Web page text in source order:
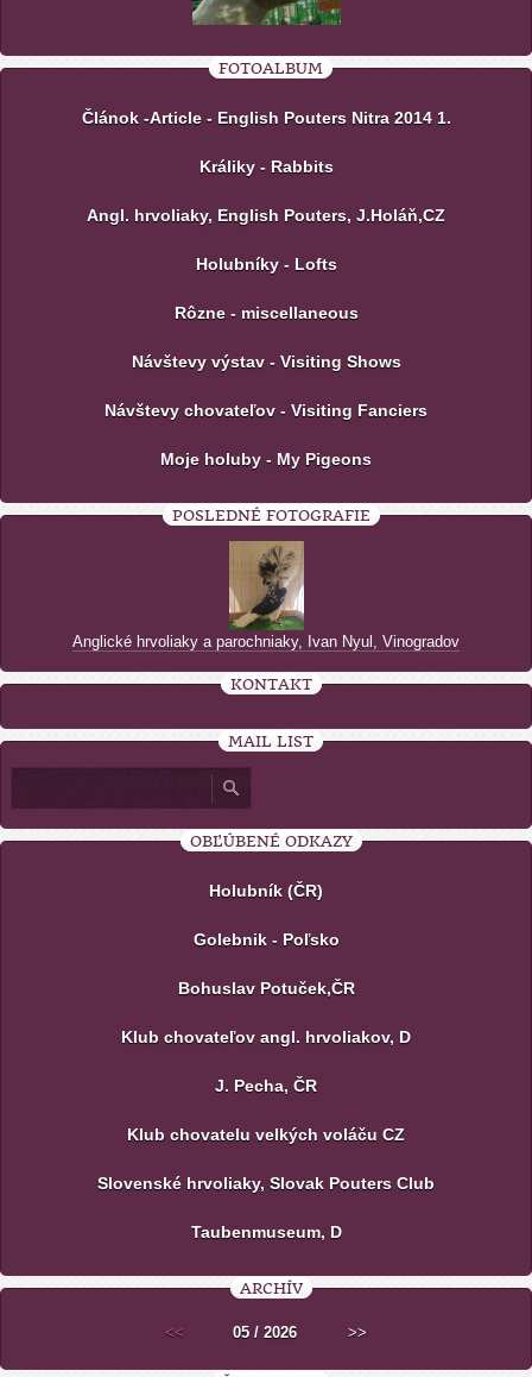
FOTOALBUM
Článok -Article - English Pouters Nitra 2014 1.
Králiky - Rabbits
Angl. hrvoliaky, English Pouters, J.Holáň,CZ
Holubníky - Lofts
Rôzne - miscellaneous
Návštevy výstav - Visiting Shows
Návštevy chovateľov - Visiting Fanciers
Moje holuby - My Pigeons
POSLEDNÉ FOTOGRAFIE
Anglické hrvoliaky a parochniaky, Ivan Nyul, Vinogradov
KONTAKT
MAIL LIST
OBĽÚBENÉ ODKAZY
Holubník (ČR)
Golebnik - Poľsko
Bohuslav Potuček,ČR
Klub chovateľov angl. hrvoliakov, D
J. Pecha, ČR
Klub chovatelu velkých voláču CZ
Slovenské hrvoliaky, Slovak Pouters Club
Taubenmuseum, D
ARCHÍV
<< 05 / 2026 >>